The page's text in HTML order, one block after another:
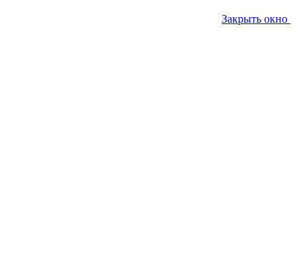
Закрыть окно